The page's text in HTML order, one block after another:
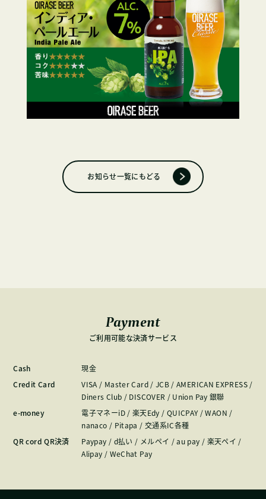
お知らせ一覧にもどる
Payment
ご利用可能な決済サービス
Cash
現金
Credit Card
VISA / Master Card / JCB / AMERICAN EXPRESS /
Diners Club / DISCOVER / Union Pay 銀聯
e-money
電子マネーiD / 楽天Edy / QUICPAY / WAON /
nanaco / Pitapa / 交通系IC各種
QR cord QR決済
Paypay / d払い / メルペイ / au pay / 楽天ペイ /
Alipay / WeChat Pay